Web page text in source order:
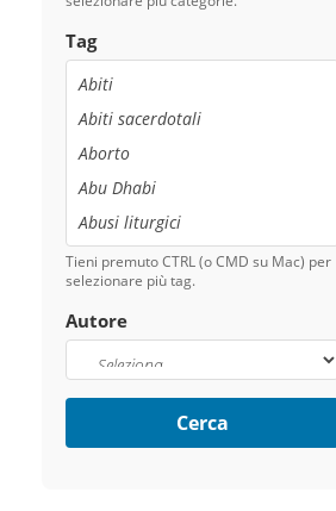
Tag
Tieni premuto CTRL (o CMD su Mac) per
selezionare più tag.
Autore
Cerca